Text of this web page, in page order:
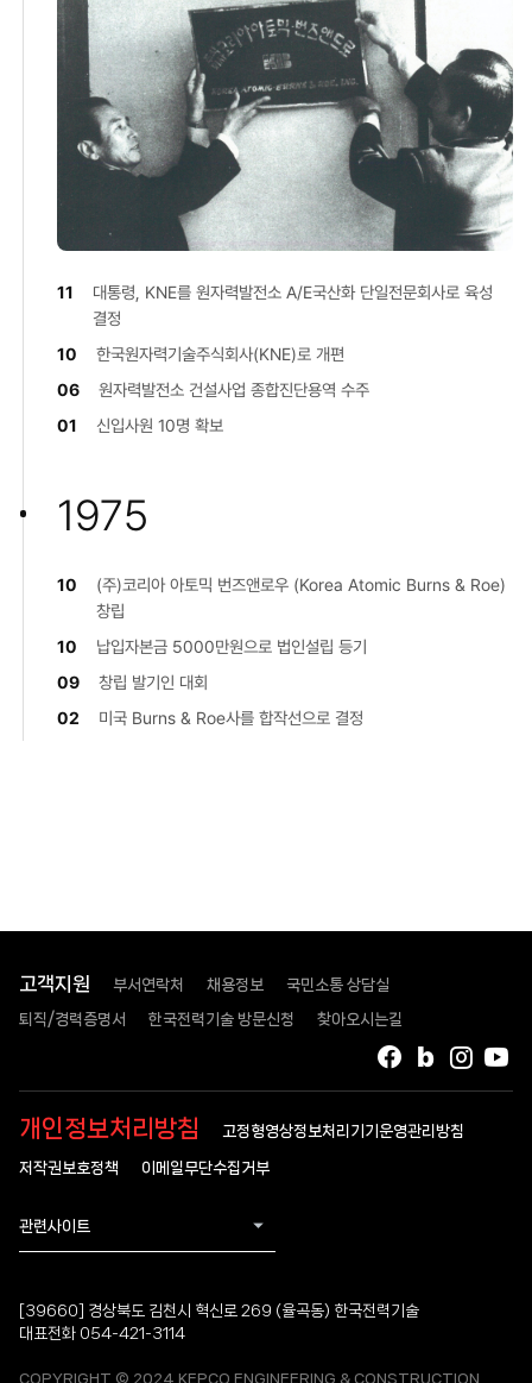
11
대통령, KNE를 원자력발전소 A/E국산화 단일전문회사로 육성
결정
10
한국원자력기술주식회사(KNE)로 개편
06
원자력발전소 건설사업 종합진단용역 수주
01
신입사원 10명 확보
1975
10
(주)코리아 아토믹 번즈앤로우 (Korea Atomic Burns & Roe)
창립
10
납입자본금 5000만원으로 법인설립 등기
09
창립 발기인 대회
02
미국 Burns & Roe사를 합작선으로 결정
고객지원 부서연락처 채용정보 국민소통 상담실
퇴직/경력증명서 한국전력기술 방문신청 찾아오시는길
인스
블로그
페이스북
개인정보처리방침 고정형영상정보처리기기운영관리방침
저작권보호정책 이메일무단수집거부
관련사이트
[39660] 경상북도 김천시 혁신로 269 (율곡동) 한국전력기술
대표전화 054-421-3114
COPYRIGHT © 2024 KEPCO ENGINEERING & CONSTRUCTION